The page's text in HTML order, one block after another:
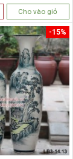
Cho vào giỏ
-15%